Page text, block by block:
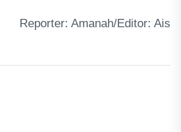
Reporter: Amanah/Editor: Ais